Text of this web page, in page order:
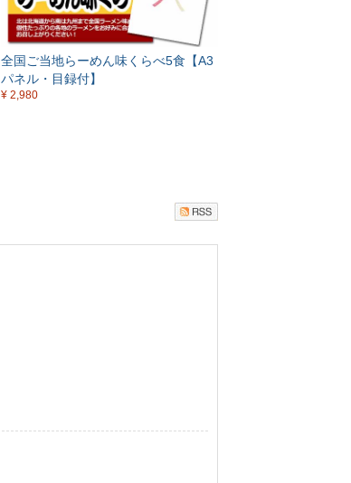
全国ご当地らーめん味くらべ5食【A3
パネル・目録付】
¥ 2,980